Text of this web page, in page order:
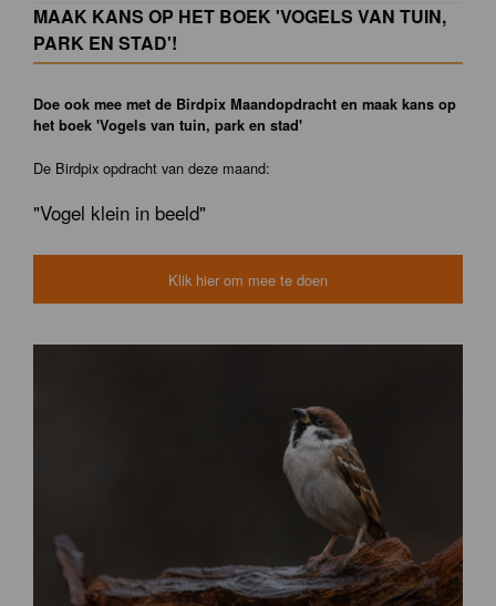
MAAK KANS OP HET BOEK 'VOGELS VAN TUIN,
PARK EN STAD'!
Doe ook mee met de Birdpix Maandopdracht en maak kans op
het boek 'Vogels van tuin, park en stad'
De Birdpix opdracht van deze maand:
"Vogel klein in beeld"
Klik hier om mee te doen